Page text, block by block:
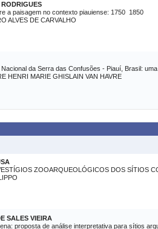
a paisagem no contexto piauiense: 1750  1850
ALVES DE CARVALHO
da Serra das Confusões - Piauí, Brasil:
HENRI MARIE GHISLAIN VAN HAVRE
ZOOARQUEOLÓGICOS DOS SÍTIOS
SALES VIEIRA
proposta de análise interpretativa para sítios